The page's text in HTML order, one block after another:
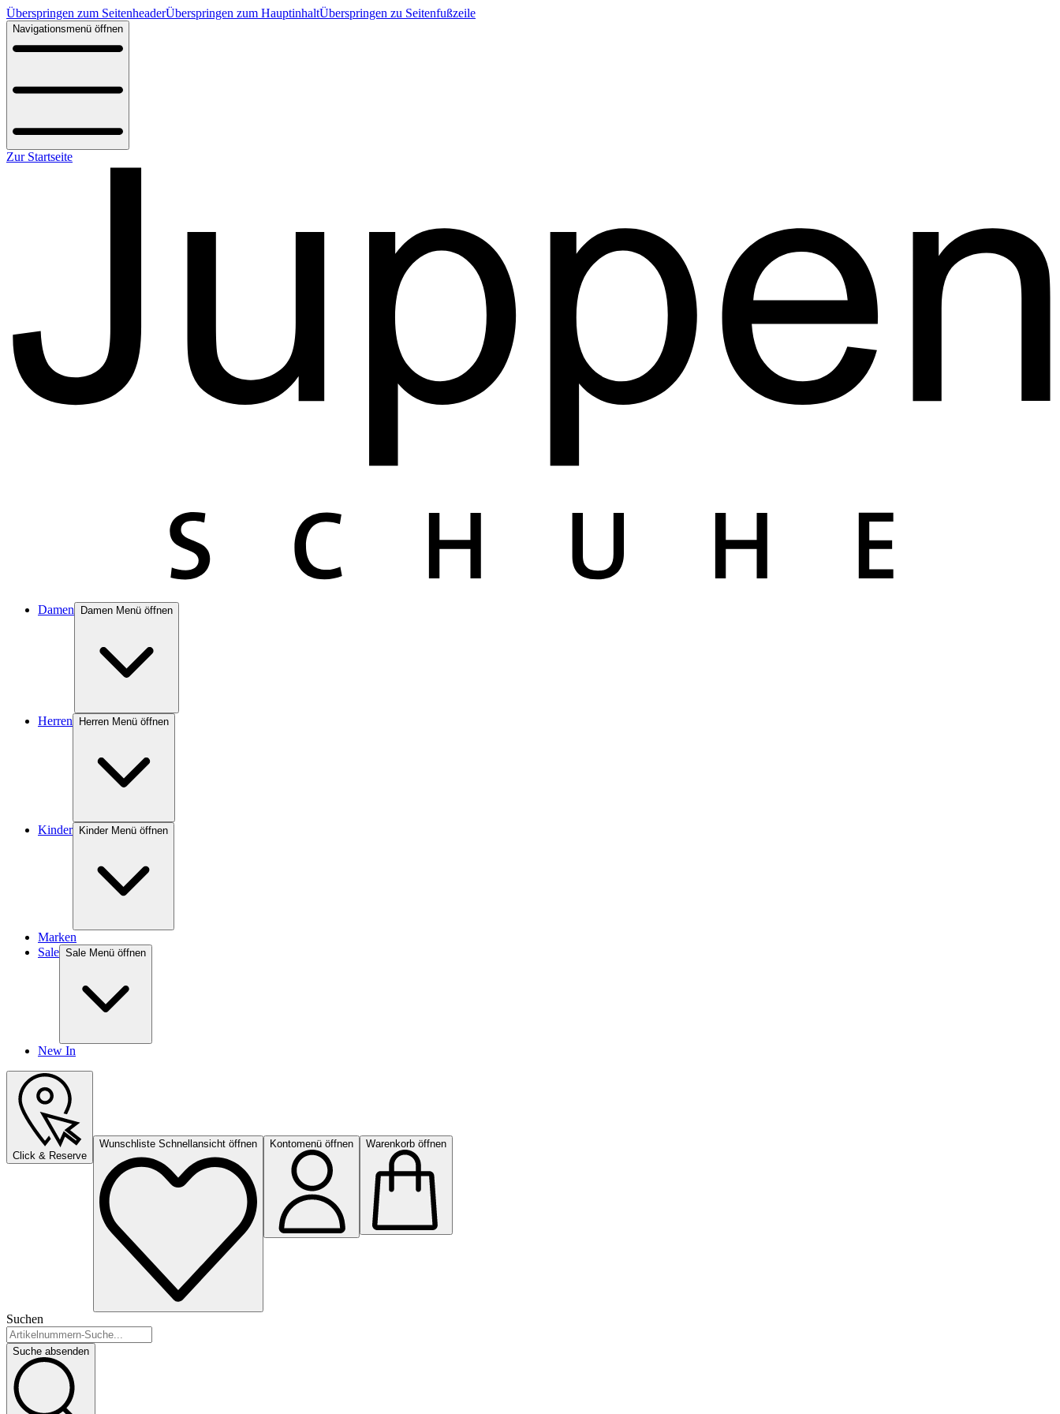
Überspringen zum SeitenheaderÜberspringen zum HauptinhaltÜberspringen zu Seitenfußzeile
Navigationsmenü öffnen
Zur Startseite
Damen Damen Menü öffnen
Herren Herren Menü öffnen
Kinder Kinder Menü öffnen
Marken
Sale Sale Menü öffnen
New In
Click & Reserve
Wunschliste Schnellansicht öffnen Kontomenü öffnen Warenkorb öffnen
Suchen
Suche absenden